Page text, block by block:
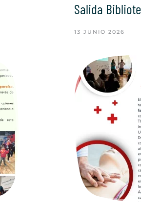
Salida
13 JUNIO 2026